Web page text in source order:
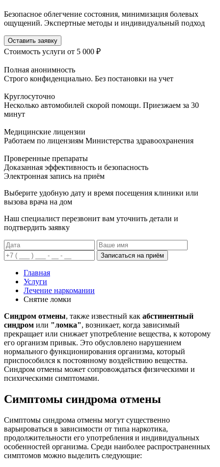
Безопасное облегчение состояния, минимизация болевых
ощущений. Экспертные методы и индивидуальный подход
Оставить заявку
Стоимость услуги от 5 000 ₽
Полная анонимность
Строго конфиденциально. Без постановки на учет
Круглосуточно
Несколько автомобилей скорой помощи. Приезжаем за 30
минут
Медицинские лицензии
Работаем по лицензиям Министерства здравоохранения
Проверенные препараты
Доказанная эффективность и безопасность
Электронная запись на приём
Выберите удобную дату и время посещения клиники или
вызова врача на дом
Наш специалист перезвонит вам уточнить детали и
подтвердить заявку
Записаться на приём
Главная
Услуги
Лечение наркомании
Снятие ломки
Синдром отмены, также известный как абстинентный
синдром или "ломка", возникает, когда зависимый
прекращает или снижает употребление вещества, к которому
его организм привык. Это обусловлено нарушением
нормального функционирования организма, который
приспособился к постоянному воздействию вещества.
Синдром отмены может сопровождаться физическими и
психическими симптомами.
Симптомы синдрома отмены
Симптомы синдрома отмены могут существенно
варьироваться в зависимости от типа наркотика,
продолжительности его употребления и индивидуальных
особенностей организма. Среди наиболее распространенных
симптомов можно выделить следующие: